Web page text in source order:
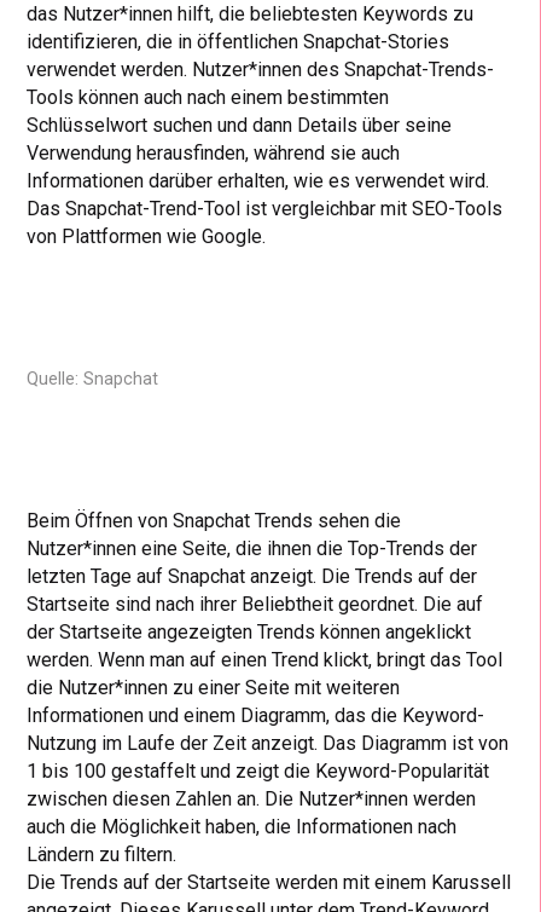
das Nutzer*innen hilft, die beliebtesten Keywords zu
identifizieren, die in öffentlichen Snapchat-Stories
verwendet werden. Nutzer*innen des Snapchat-Trends-
Tools können auch nach einem bestimmten
Schlüsselwort suchen und dann Details über seine
Verwendung herausfinden, während sie auch
Informationen darüber erhalten, wie es verwendet wird.
Das Snapchat-Trend-Tool ist vergleichbar mit SEO-Tools
von Plattformen wie Google.
Quelle: Snapchat
Beim Öffnen von Snapchat Trends sehen die
Nutzer*innen eine Seite, die ihnen die Top-Trends der
letzten Tage auf Snapchat anzeigt. Die Trends auf der
Startseite sind nach ihrer Beliebtheit geordnet. Die auf
der Startseite angezeigten Trends können angeklickt
werden. Wenn man auf einen Trend klickt, bringt das Tool
die Nutzer*innen zu einer Seite mit weiteren
Informationen und einem Diagramm, das die Keyword-
Nutzung im Laufe der Zeit anzeigt. Das Diagramm ist von
1 bis 100 gestaffelt und zeigt die Keyword-Popularität
zwischen diesen Zahlen an. Die Nutzer*innen werden
auch die Möglichkeit haben, die Informationen nach
Ländern zu filtern.
Die Trends auf der Startseite werden mit einem Karussell